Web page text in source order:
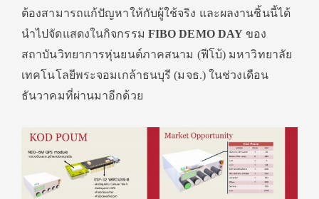
ต้องสามารถแก้ปัญหาให้กับผู้ใช้จริง และผลงานชิ้นนี้ได้
นำไปจัดแสดงในกิจกรรม FIBO DEMO DAY ของ
สถาบันวิทยาการหุ่นยนต์ภาคสนาม (ฟีโบ้) มหาวิทยาลัย
เทคโนโลยีพระจอมเกล้าธนบุรี (มจธ.) ในช่วงเดือน
ธันวาคมที่ผ่านมาอีกด้วย